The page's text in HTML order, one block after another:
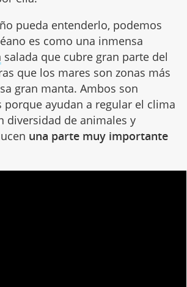
pueda entenderlo, podemos
es como una inmensa
salada que cubre gran parte del
que los mares son zonas más
gran manta. Ambos son
ayudan a regular el clima
diversidad de animales y
una parte muy importante